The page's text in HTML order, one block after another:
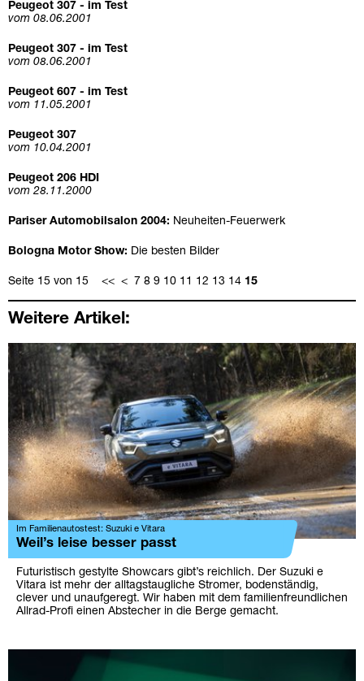
Peugeot 307 - im Test
vom 08.06.2001
Peugeot 307 - im Test
vom 08.06.2001
Peugeot 607 - im Test
vom 11.05.2001
Peugeot 307
vom 10.04.2001
Peugeot 206 HDI
vom 28.11.2000
Pariser Automobilsalon 2004: Neuheiten-Feuerwerk
Bologna Motor Show: Die besten Bilder
Seite 15 von 15 << < 7 8 9 10 11 12 13 14 15
Weitere Artikel:
Im Familienautostest: Suzuki e Vitara
Weil’s leise besser passt
Futuristisch gestylte Showcars gibt’s reichlich. Der Suzuki e
Vitara ist mehr der alltagstaugliche Stromer, bodenständig,
clever und unaufgeregt. Wir haben mit dem familienfreundlichen
Allrad-Profi einen Abstecher in die Berge gemacht.